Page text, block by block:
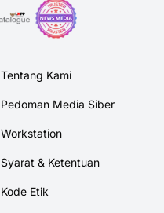
Tentang Kami
Pedoman Media Siber
Workstation
Syarat & Ketentuan
Kode Etik